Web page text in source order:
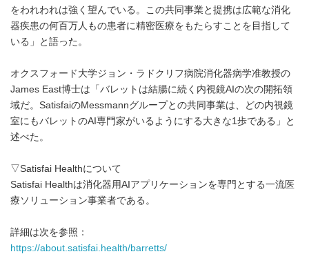
をわれわれは強く望んでいる。この共同事業と提携は広範な消化
器疾患の何百万人もの患者に精密医療をもたらすことを目指して
いる」と語った。
オクスフォード大学ジョン・ラドクリフ病院消化器病学准教授の
James East博士は「バレットは結腸に続く内視鏡AIの次の開拓領
域だ。SatisfaiのMessmannグループとの共同事業は、どの内視鏡
室にもバレットのAI専門家がいるようにする大きな1歩である」と
述べた。
▽Satisfai Healthについて
Satisfai Healthは消化器用AIアプリケーションを専門とする一流医
療ソリューション事業者である。
詳細は次を参照：
https://about.satisfai.health/barretts/